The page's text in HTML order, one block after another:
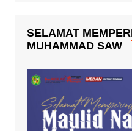
SELAMAT
MUHAMMAD SAW